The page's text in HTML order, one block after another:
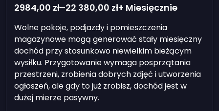
2984,00 zł–22 380,00 zł+ Miesięcznie
Wolne pokoje, podjazdy i pomieszczenia
magazynowe mogą generować stały miesięczny
dochód przy stosunkowo niewielkim bieżącym
wysiłku. Przygotowanie wymaga posprzątania
przestrzeni, zrobienia dobrych zdjęć i utworzenia
ogłoszeń, ale gdy to już zrobisz, dochód jest w
dużej mierze pasywny.